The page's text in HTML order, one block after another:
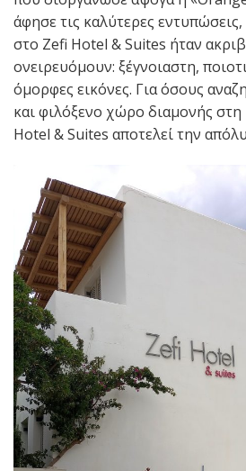
άφησε τις καλύτερες
στο Zefi Hotel & Suites ήταν
ονειρευόμουν: ξέγνοιαστη,
όμορφες εικόνες. Για όσους
και φιλόξενο χώρο διαμονής
Hotel & Suites αποτελεί την